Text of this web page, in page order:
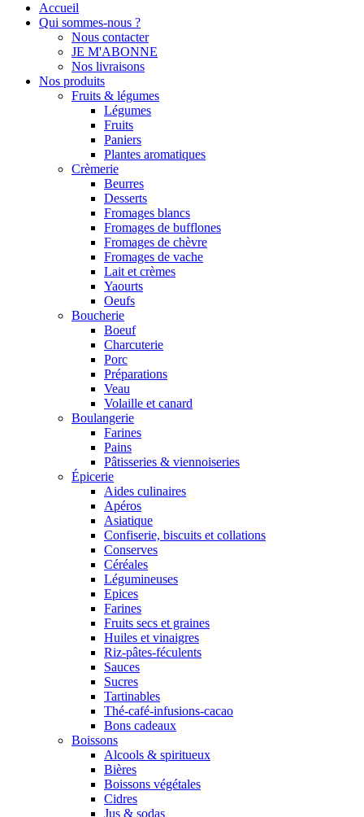
Accueil
Qui sommes-nous ?
Nous contacter
JE M'ABONNE
Nos livraisons
Nos produits
Fruits & légumes
Légumes
Fruits
Paniers
Plantes aromatiques
Crèmerie
Beurres
Desserts
Fromages blancs
Fromages de bufflones
Fromages de chèvre
Fromages de vache
Lait et crèmes
Yaourts
Oeufs
Boucherie
Boeuf
Charcuterie
Porc
Préparations
Veau
Volaille et canard
Boulangerie
Farines
Pains
Pâtisseries & viennoiseries
Épicerie
Aides culinaires
Apéros
Asiatique
Confiserie, biscuits et collations
Conserves
Céréales
Légumineuses
Epices
Farines
Fruits secs et graines
Huiles et vinaigres
Riz-pâtes-féculents
Sauces
Sucres
Tartinables
Thé-café-infusions-cacao
Bons cadeaux
Boissons
Alcools & spiritueux
Bières
Boissons végétales
Cidres
Jus & sodas